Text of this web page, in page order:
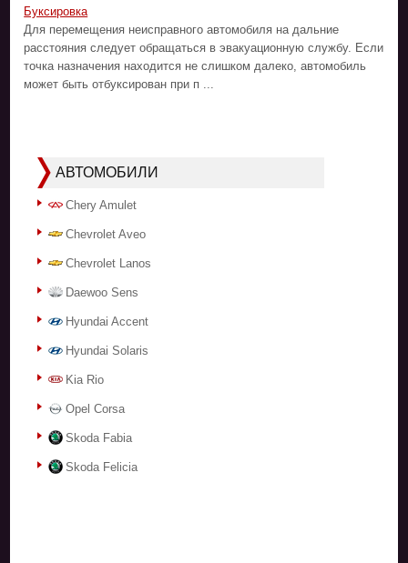
Буксировка
Для перемещения неисправного автомобиля на дальние
расстояния следует обращаться в эвакуационную службу. Если
точка назначения находится не слишком далеко, автомобиль
может быть отбуксирован при п ...
АВТОМОБИЛИ
Chery Amulet
Chevrolet Aveo
Chevrolet Lanos
Daewoo Sens
Hyundai Accent
Hyundai Solaris
Kia Rio
Opel Corsa
Skoda Fabia
Skoda Felicia